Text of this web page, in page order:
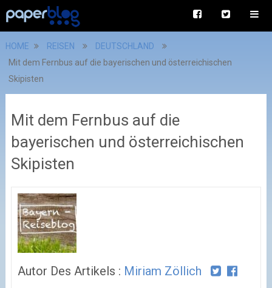
HOME REISEN
DEUTSCHLAND
Mit dem Fernbus auf die bayerischen und österreichischen
Skipisten
Mit dem Fernbus auf die
bayerischen und österreichischen
Skipisten
Autor Des Artikels : Miriam Zöllich